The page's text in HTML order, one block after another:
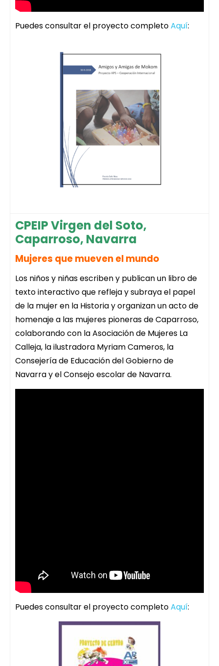
Puedes consultar el proyecto completoAquí:
CPEIP Virgen del Soto,
Caparroso, Navarra
Mujeres que mueven el mundo
Los niños y niñas escriben y publican un libro de
texto interactivo que refleja y subraya el papel
de la mujer en la Historia y organizan un acto de
homenaje a las mujeres pioneras de Caparroso,
colaborando con la Asociación de Mujeres La
Calleja, la ilustradora Myriam Cameros, la
Consejería de Educación del Gobierno de
Navarra y el Consejo escolar de Navarra.
Puedes consultar el proyecto completoAquí: